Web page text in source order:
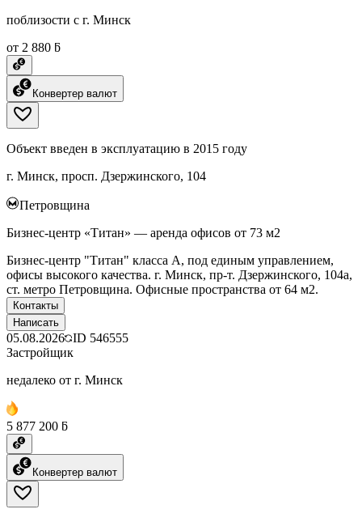
поблизости с г. Минск
от 2 880 ƃ
Конвертер валют
Объект введен в эксплуатацию в 2015 году
г. Минск, просп. Дзержинского, 104
Петровщина
Бизнес-центр «Титан» — аренда офисов от 73 м2
Бизнес-центр "Титан" класса А, под единым управлением,
офисы высокого качества. г. Минск, пр-т. Дзержинского, 104а,
ст. метро Петровщина. Офисные пространства от 64 м2.
Контакты
Написать
05.08.2026 ID 546555
Застройщик
недалеко от г. Минск
5 877 200 ƃ
Конвертер валют